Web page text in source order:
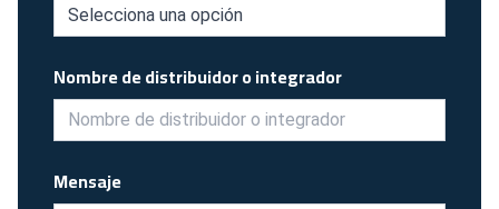
Nombre de distribuidor o integrador
Mensaje